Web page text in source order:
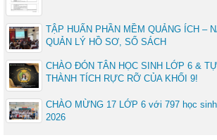
TẬP HUẤN PHẦN MỀM QUẢNG ÍCH –
QUẢN LÝ HỒ SƠ, SỔ SÁCH
CHÀO ĐÓN TÂN HỌC SINH LỚP 6 &
THÀNH TÍCH RỰC RỠ CỦA KHỐI 9!
CHÀO MỪNG 17 LỚP 6 với 797 học
2026